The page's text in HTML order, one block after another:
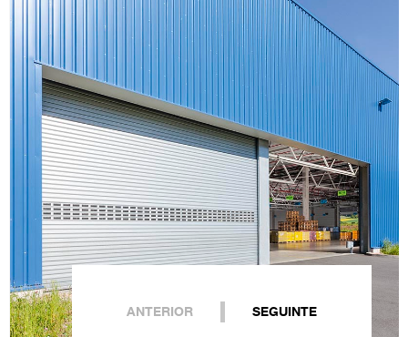
ANTERIOR SEGUINTE